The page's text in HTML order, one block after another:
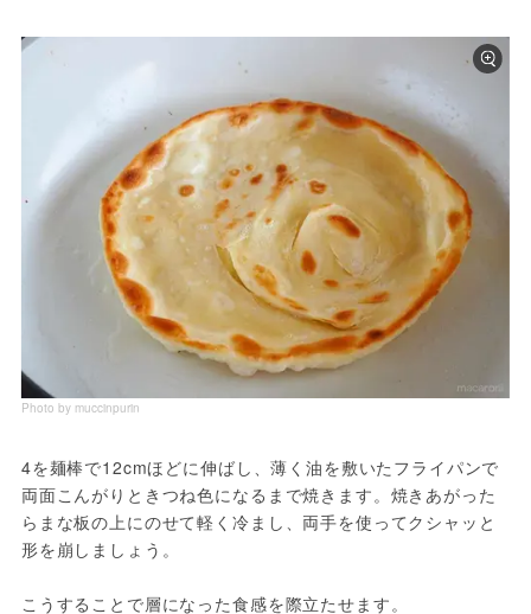
Photo by muccinpurin
4を麺棒で12cmほどに伸ばし、薄く油を敷いたフライパンで
両面こんがりときつね色になるまで焼きます。焼きあがった
らまな板の上にのせて軽く冷まし、両手を使ってクシャッと
形を崩しましょう。
こうすることで層になった食感を際立たせます。